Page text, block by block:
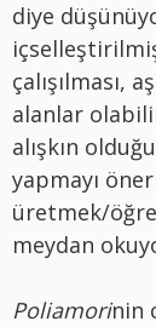
diye
çalışılması,
alanlar
alışkın
yapmayı
üretmek/
meydan
Poliamorinin